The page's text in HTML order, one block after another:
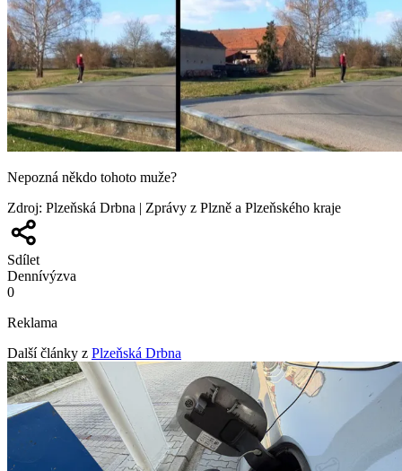
Nepozná někdo tohoto muže?
Zdroj: Plzeňská Drbna | Zprávy z Plzně a Plzeňského kraje
Sdílet
Dennívýzva
0
Reklama
Další články z Plzeňská Drbna